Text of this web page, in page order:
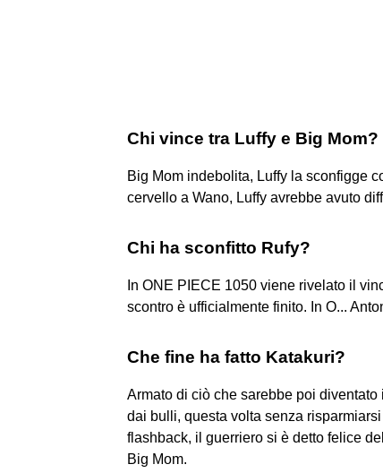
Chi vince tra Luffy e Big Mom?
Big Mom indebolita, Luffy la sconfigge
cervello a Wano, Luffy avrebbe avuto
Chi ha sconfitto Rufy?
In ONE PIECE 1050 viene rivelato il
scontro è ufficialmente finito. In O...
Che fine ha fatto Katakuri?
Armato di ciò che sarebbe poi
dai bulli, questa volta senza
flashback, il guerriero si è detto felice
Big Mom.